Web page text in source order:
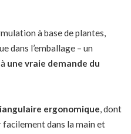
à base de plantes,
dans l’emballage – un
une vraie demande du
ergonomique, dont
dans la main et